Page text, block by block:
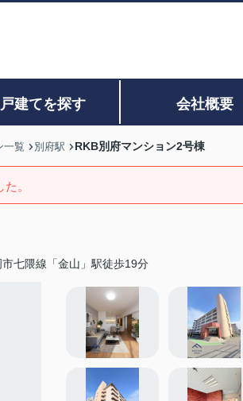
建てを探す 会社概要
一覧 別府駅 RKB別府マンション2号棟
。
市七隈線「金山」駅徒歩19分